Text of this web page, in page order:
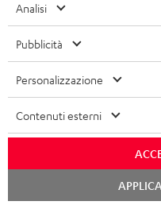
On return
The Teufel MOVE 2 has a
regarded as a unit offer.
NB
Delivery
The Teufel MOVE 2 may be
Analisi
Pubblicità
Personalizzazione
Contenuti esterni